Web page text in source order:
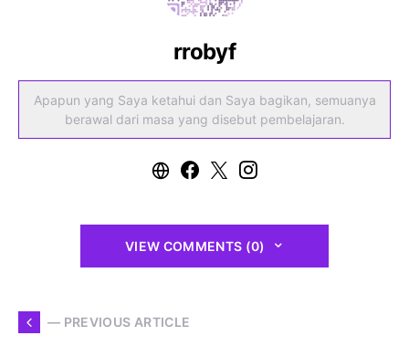
rrobyf
Apapun yang Saya ketahui dan Saya bagikan, semuanya
berawal dari masa yang disebut pembelajaran.
VIEW COMMENTS (0)
— PREVIOUS ARTICLE